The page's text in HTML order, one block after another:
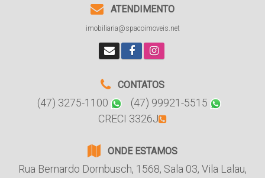
ATENDIMENTO
imobiliaria@spacoimoveis.net
CONTATOS
(47) 3275-1100
(47) 99921-5515
CRECI 3326J
ONDE ESTAMOS
Rua Bernardo Dornbusch, 1568, Sala 03, Vila Lalau,